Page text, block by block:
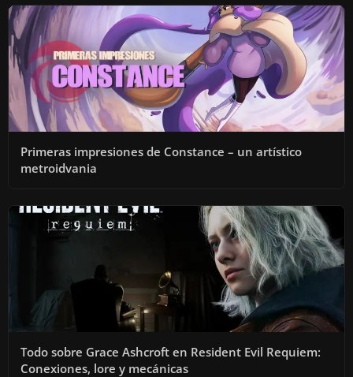
Primeras impresiones de Constance – un artístico
metroidvania
Todo sobre Grace Ashcroft en Resident Evil Requiem:
Conexiones, lore y mecánicas